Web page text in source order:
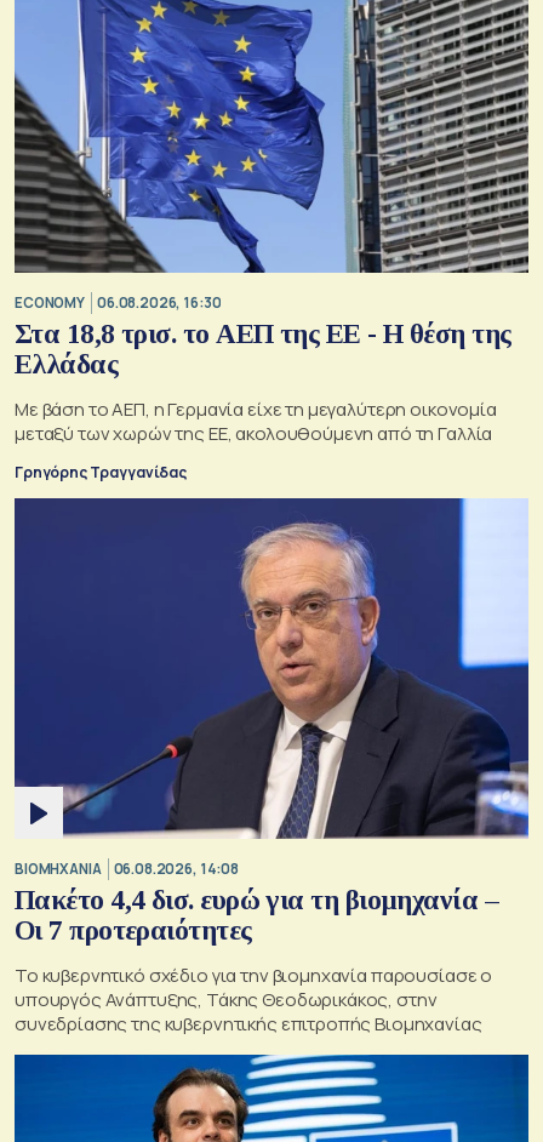
ECONOMY 06.08.2026, 16:30
Στα 18,8 τρισ. το ΑΕΠ της ΕΕ - Η θέση της
Ελλάδας
Με βάση το ΑΕΠ, η Γερμανία είχε τη μεγαλύτερη οικονομία
μεταξύ των χωρών της ΕΕ, ακολουθούμενη από τη Γαλλία
Γρηγόρης Τραγγανίδας
ΒΙΟΜΗΧΑΝΙΑ 06.08.2026, 14:08
Πακέτο 4,4 δισ. ευρώ για τη βιομηχανία –
Οι 7 προτεραιότητες
Το κυβερνητικό σχέδιο για την βιομηχανία παρουσίασε ο
υπουργός Ανάπτυξης, Τάκης Θεοδωρικάκος, στην
συνεδρίασης της κυβερνητικής επιτροπής Βιομηχανίας